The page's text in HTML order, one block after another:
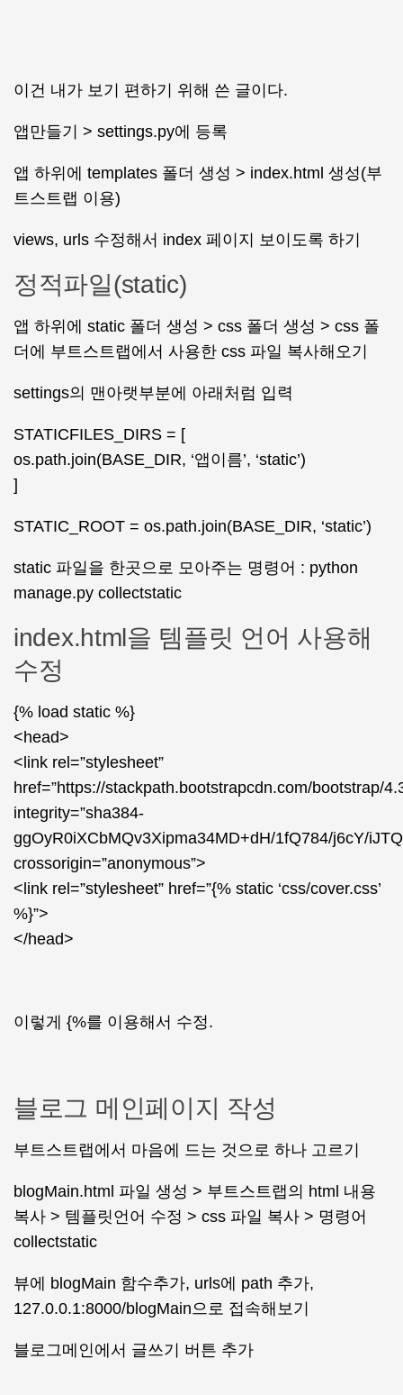
이건 내가 보기 편하기 위해 쓴 글이다.
앱만들기 > settings.py에 등록
앱 하위에 templates 폴더 생성 > index.html 생성(부
트스트랩 이용)
views, urls 수정해서 index 페이지 보이도록 하기
정적파일(static)
앱 하위에 static 폴더 생성 > css 폴더 생성 > css 폴
더에 부트스트랩에서 사용한 css 파일 복사해오기
settings의 맨아랫부분에 아래처럼 입력
STATICFILES_DIRS = [
os.path.join(BASE_DIR, ‘앱이름’, ‘static’)
]
STATIC_ROOT = os.path.join(BASE_DIR, ‘static’)
static 파일을 한곳으로 모아주는 명령어 : python
manage.py collectstatic
index.html을 템플릿 언어 사용해
수정
{% load static %}
<head>
<link rel=”stylesheet”
href=”https://stackpath.bootstrapcdn.com/bootstrap/
integrity=”sha384-
ggOyR0iXCbMQv3Xipma34MD+dH/1fQ784/j6cY/
crossorigin=”anonymous”>
<link rel=”stylesheet” href=”{% static ‘css/cover.css’
%}”>
</head>
이렇게 {%를 이용해서 수정.
블로그 메인페이지 작성
부트스트랩에서 마음에 드는 것으로 하나 고르기
blogMain.html 파일 생성 > 부트스트랩의 html 내용
복사 > 템플릿언어 수정 > css 파일 복사 > 명령어
collectstatic
뷰에 blogMain 함수추가, urls에 path 추가,
127.0.0.1:8000/blogMain으로 접속해보기
블로그메인에서 글쓰기 버튼 추가